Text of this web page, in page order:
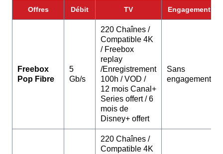
Offres Débit TV Engagement
Freebox
Pop Fibre
5
Gb/s
220 Chaînes /
Compatible 4K
/ Freebox
replay
/Enregistrement
100h / VOD /
12 mois Canal+
Series offert / 6
mois de
Disney+ offert
Sans
engagement
220 Chaînes /
Compatible 4K